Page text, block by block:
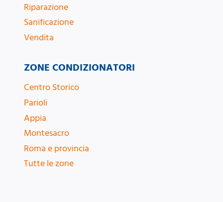
ZONE CONDIZIONATORI
Centro Storico
Parioli
Appia
Montesacro
Roma e provincia
Tutte le zone
Riparazione
Sanificazione
Vendita